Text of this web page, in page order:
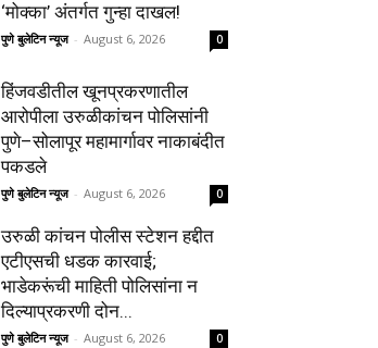
‘मोक्का’ अंतर्गत गुन्हा दाखल!
पुणे बुलेटिन न्यूज - August 6, 2026 0
हिंजवडीतील खूनप्रकरणातील
आरोपीला उरुळीकांचन पोलिसांनी
पुणे–सोलापूर महामार्गावर नाकाबंदीत
पकडले
पुणे बुलेटिन न्यूज - August 6, 2026 0
उरुळी कांचन पोलीस स्टेशन हद्दीत
एटीएसची धडक कारवाई;
भाडेकरूंची माहिती पोलिसांना न
दिल्याप्रकरणी दोन...
पुणे बुलेटिन न्यूज - August 6, 2026 0